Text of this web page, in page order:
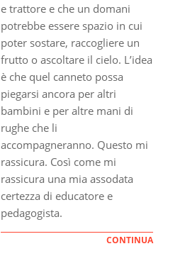
e trattore e che un domani
potrebbe essere spazio in cui
poter sostare, raccogliere un
frutto o ascoltare il cielo. L’idea
è che quel canneto possa
piegarsi ancora per altri
bambini e per altre mani di
rughe che li
accompagneranno. Questo mi
rassicura. Così come mi
rassicura una mia assodata
certezza di educatore e
pedagogista.
CONTINUA